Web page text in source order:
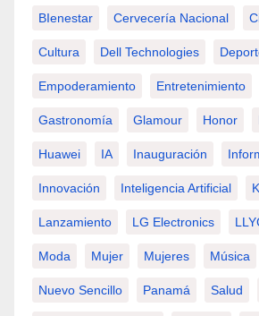
BIenestar Cervecería Nacional
Cultura Dell Technologies
Empoderamiento Entretenimiento
Gastronomía Glamour Honor
Huawei IA Inauguración
Innovación Inteligencia Artificial
Lanzamiento LG Electronics
Moda Mujer Mujeres Música
Nuevo Sencillo Panamá Salud